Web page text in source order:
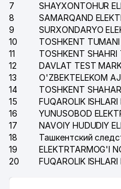
7
8
9
10
11
12
13
O'ZBEKTELEKOM AJ
14
15
16
17
18
19
20